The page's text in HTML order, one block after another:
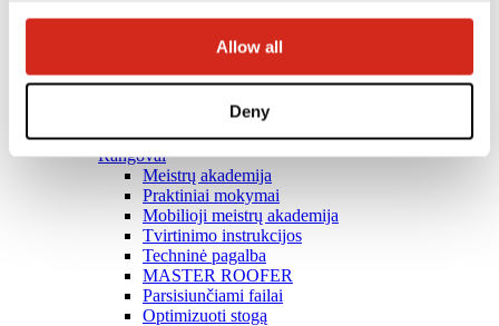
Allow all
Deny
Rangovai
Meistrų akademija
Praktiniai mokymai
Mobilioji meistrų akademija
Tvirtinimo instrukcijos
Techninė pagalba
MASTER ROOFER
Parsisiunčiami failai
Optimizuoti stogą